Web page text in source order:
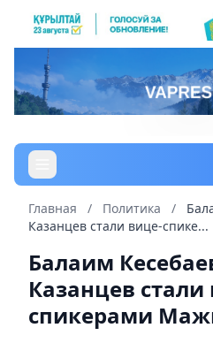
Главная / Политика /
Казанцев стали вице-спике...
Балаим
Казанцев стали
спикерами